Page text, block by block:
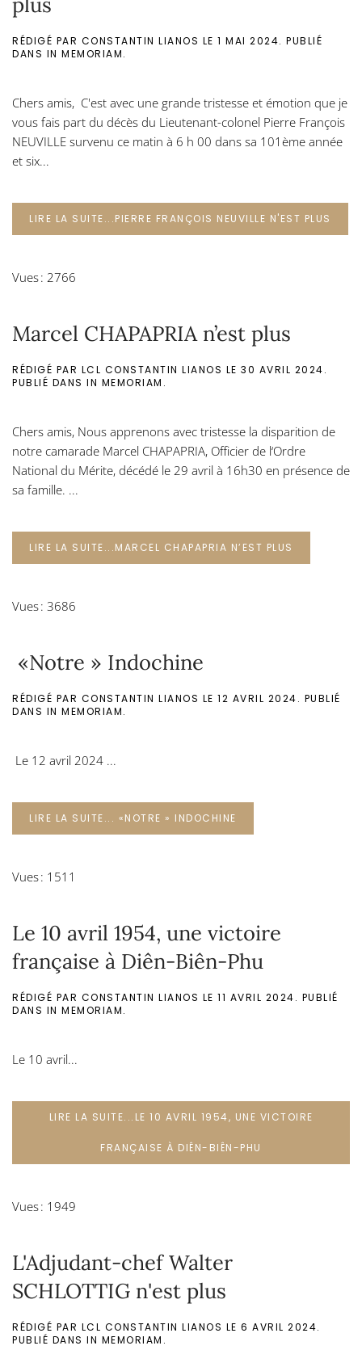
RÉDIGÉ PAR CONSTANTIN LIANOS LE 1 MAI 2024. PUBLIÉ
DANS IN MEMORIAM.
Chers amis, C'est avec une grande tristesse et émotion que je
vous fais part du décès du Lieutenant-colonel Pierre François
NEUVILLE survenu ce matin à 6 h 00 dans sa 101ème année
et six...
LIRE LA SUITE...PIERRE FRANÇOIS NEUVILLE N'EST PLUS
Vues : 2766
Marcel CHAPAPRIA n’est plus
RÉDIGÉ PAR LCL CONSTANTIN LIANOS LE 30 AVRIL 2024.
PUBLIÉ DANS IN MEMORIAM .
Chers amis, Nous apprenons avec tristesse la disparition de
notre camarade Marcel CHAPAPRIA, Officier de l‘Ordre
National du Mérite, décédé le 29 avril à 16h30 en présence de
sa famille. ...
LIRE LA SUITE...MARCEL CHAPAPRIA N’EST PLUS
Vues : 3686
«Notre » Indochine
RÉDIGÉ PAR CONSTANTIN LIANOS LE 12 AVRIL 2024. PUBLIÉ
DANS IN MEMORIAM.
Le 12 avril 2024 ...
LIRE LA SUITE... «NOTRE » INDOCHINE
Vues : 1511
Le 10 avril 1954, une victoire
française à Diên-Biên-Phu
RÉDIGÉ PAR CONSTANTIN LIANOS LE 11 AVRIL 2024. PUBLIÉ
DANS IN MEMORIAM.
Le 10 avril...
LIRE LA SUITE...LE 10 AVRIL 1954, UNE VICTOIRE
FRANÇAISE À DIÊN-BIÊN-PHU
Vues : 1949
L'Adjudant-chef Walter
SCHLOTTIG n'est plus
RÉDIGÉ PAR LCL CONSTANTIN LIANOS LE 6 AVRIL 2024.
PUBLIÉ DANS IN MEMORIAM .